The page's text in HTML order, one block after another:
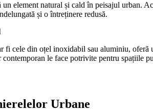
un element natural și cald în peisajul urban.
și o întreținere redusă.
fi cele din oțel inoxidabil sau aluminiu,
le face potrivite pentru spațiile
Urbane